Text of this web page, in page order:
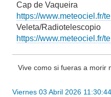
Cap de Vaqueira
https://www.meteociel.fr/
Veleta/Radiotelescopio
https://www.meteociel.fr/
Vive como si fueras a morir
Viernes 03 Abril 2026